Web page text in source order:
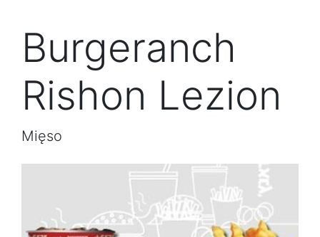
Burgeranch
Rishon Lezion
Mięso